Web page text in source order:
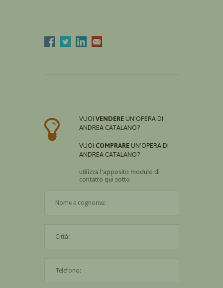
VUOI VENDERE UN'OPERA DI
ANDREA CATALANO?
VUOI COMPRARE UN'OPERA DI
ANDREA CATALANO?
utilizza l'apposito modulo di
contatto qui sotto